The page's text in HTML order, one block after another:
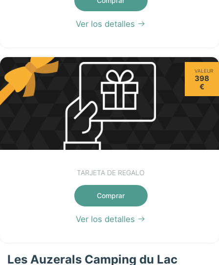
Ver los detalles
VALEUR
398
€
TARJETA DE REGALO
Comprar
Ver los detalles
Les Auzerals Camping du Lac